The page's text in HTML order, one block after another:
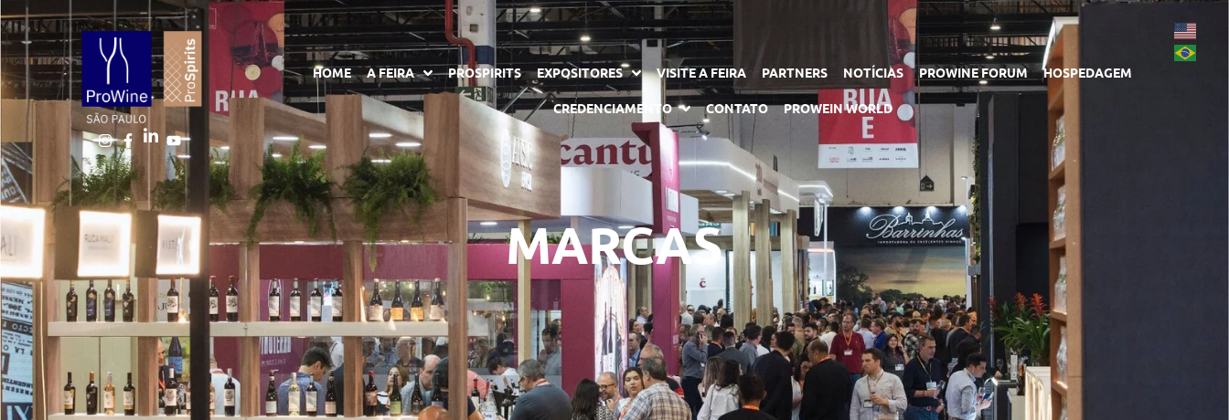
HOME A FEIRA PROSPIRITS EXPOSITORES VISITE A FEIRA PARTNERS NOTÍCIAS PROWINE FORUM HOSPEDAGEM
CREDENCIAMENTO CONTATO PROWEIN WORLD
MARCAS